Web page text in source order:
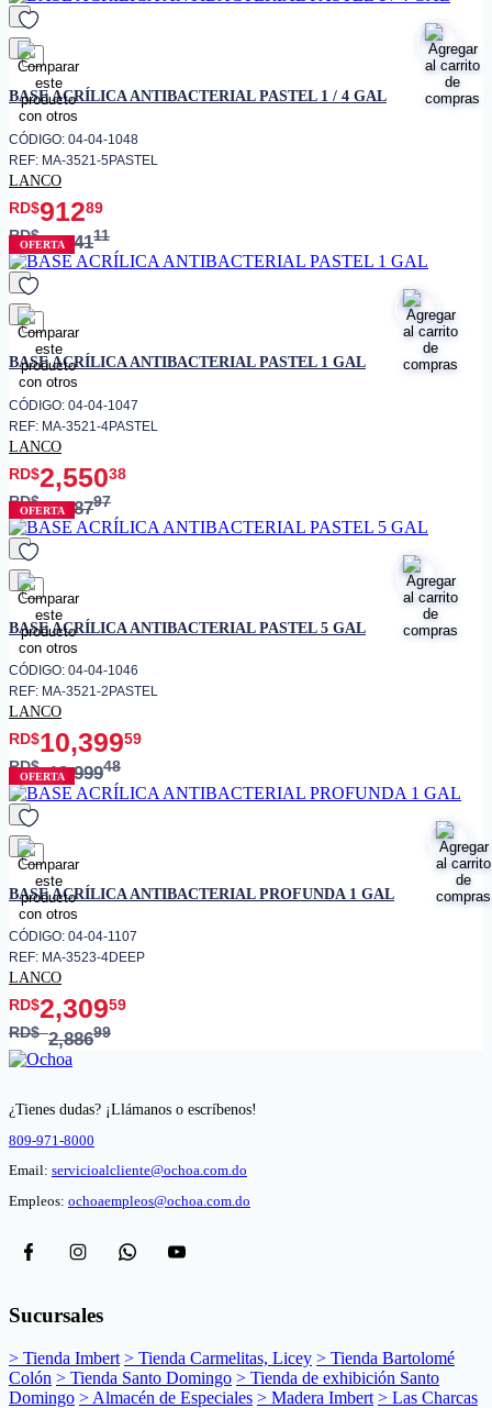
favorito
BASE ACRÍLICA ANTIBACTERIAL PASTEL 1 / 4 GAL
CÓDIGO: 04-04-1048
REF: MA-3521-5PASTEL
LANCO
RD$91289
RD$1,14111
OFERTA
favorito
BASE ACRÍLICA ANTIBACTERIAL PASTEL 1 GAL
CÓDIGO: 04-04-1047
REF: MA-3521-4PASTEL
LANCO
RD$2,55038
RD$3,18797
OFERTA
favorito
BASE ACRÍLICA ANTIBACTERIAL PASTEL 5 GAL
CÓDIGO: 04-04-1046
REF: MA-3521-2PASTEL
LANCO
RD$10,39959
RD$12,99948
OFERTA
favorito
BASE ACRÍLICA ANTIBACTERIAL PROFUNDA 1 GAL
CÓDIGO: 04-04-1107
REF: MA-3523-4DEEP
LANCO
RD$2,30959
RD$2,88699
¿Tienes dudas? ¡Llámanos o escríbenos!
809-971-8000
Email: servicioalcliente@ochoa.com.do
Empleos: ochoaempleos@ochoa.com.do
Sucursales
> Tienda Imbert > Tienda Carmelitas, Licey > Tienda Bartolomé
Colón > Tienda Santo Domingo > Tienda de exhibición Santo
Domingo > Almacén de Especiales > Madera Imbert > Las Charcas